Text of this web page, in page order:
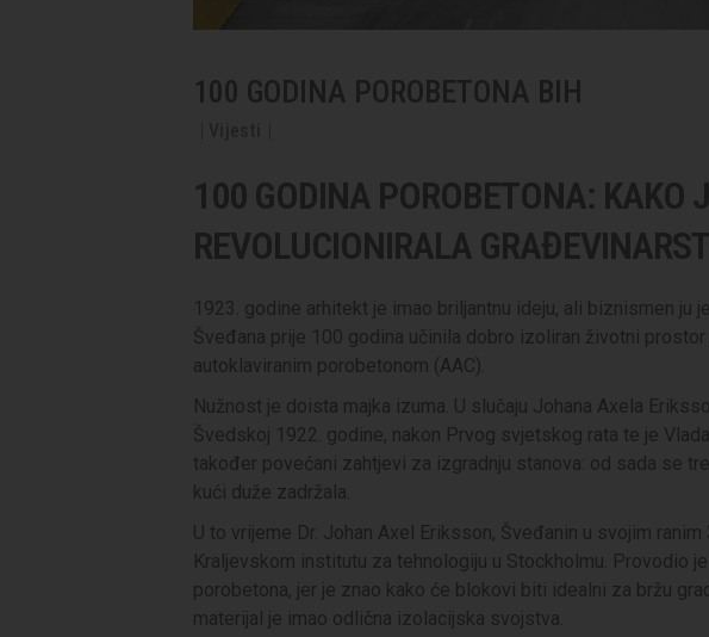
100 GODINA POROBETONA BIH
100 GODINA POROBETONA: KAKO
REVOLUCIONIRALA
1923. godine arhitekt je imao briljantnu ideju, ali biznismen ju
Šveđana prije 100 godina učinila dobro izoliran životni
autoklaviranim porobetonom (AAC).
Nužnost je doista majka izuma. U slučaju Johana Axela
Švedskoj 1922. godine, nakon Prvog svjetskog rata te je
također povećani zahtjevi za izgradnju stanova: od sada se
kući duže zadržala.
U to vrijeme Dr. Johan Axel Eriksson, Šveđanin u svojim
Kraljevskom institutu za tehnologiju u Stockholmu. Provodio
porobetona, jer je znao kako će blokovi biti idealni za bržu
materijal je imao odlična izolacijska svojstva.